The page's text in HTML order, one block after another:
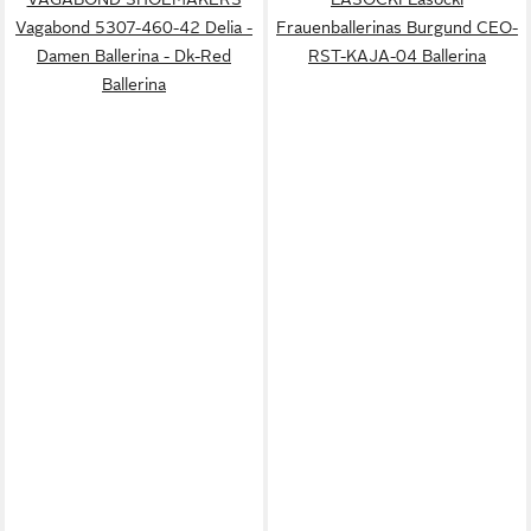
Vagabond 5307-460-42 Delia -
Damen Ballerina - Dk-Red
Ballerina
Frauenballerinas Burgund CEO-
RST-KAJA-04 Ballerina